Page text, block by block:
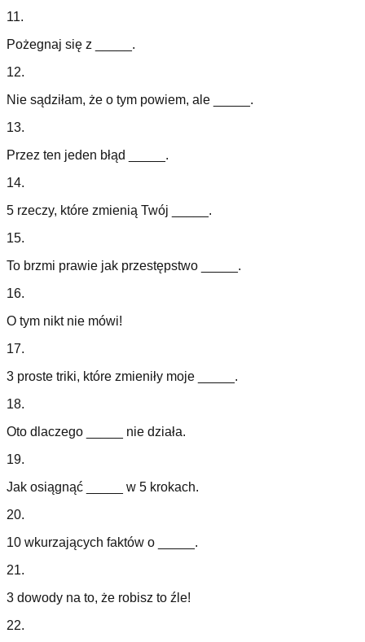
11.
Pożegnaj się z _____.
12.
Nie sądziłam, że o tym powiem, ale _____.
13.
Przez ten jeden błąd _____.
14.
5 rzeczy, które zmienią Twój _____.
15.
To brzmi prawie jak przestępstwo _____.
16.
O tym nikt nie mówi!
17.
3 proste triki, które zmieniły moje _____.
18.
Oto dlaczego _____ nie działa.
19.
Jak osiągnąć _____ w 5 krokach.
20.
10 wkurzających faktów o _____.
21.
3 dowody na to, że robisz to źle!
22.